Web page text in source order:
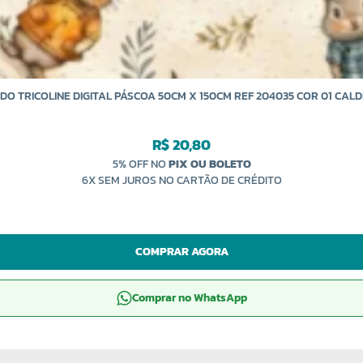
TRICOLINE DIGITAL PÁSCOA 50CM X 150CM REF 204035 COR 01
R$ 20,80
5% OFF NOPIX OU BOLETO
6X SEM JUROS NO CARTÃO DE CRÉDITO
COMPRAR AGORA
Comprar no WhatsApp